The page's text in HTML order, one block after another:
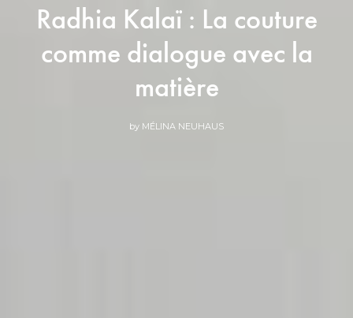
Radhia Kalaï : La couture
comme dialogue avec la
matière
by MÉLINA NEUHAUS